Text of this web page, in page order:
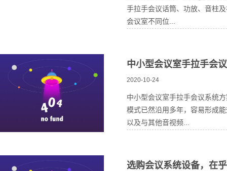
手拉手会议话筒、功放、音柱
会议室不同位...
中小型会议室手拉手会
2020-10-24
中小型会议室手拉手会议系统
模式已然沿用多年，容易形成
以及与其他音视频...
选购会议系统设备，在